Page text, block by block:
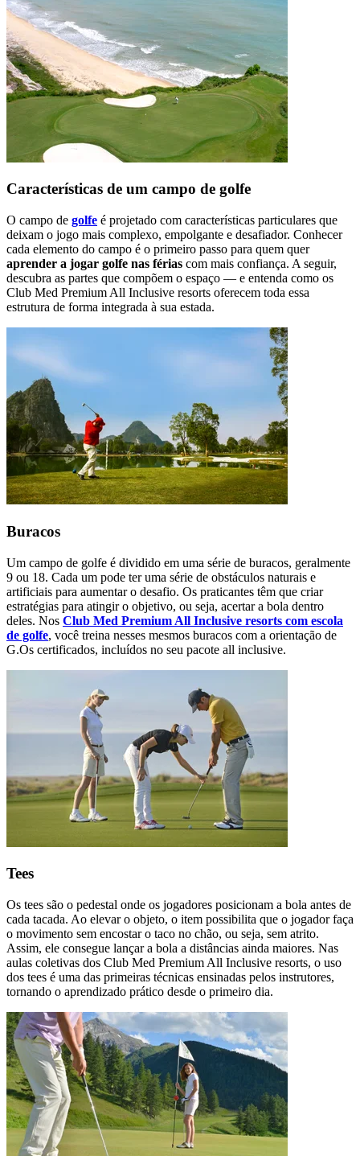
Características de um campo de golfe
O campo de golfe é projetado com características particulares que
deixam o jogo mais complexo, empolgante e desafiador. Conhecer
cada elemento do campo é o primeiro passo para quem quer
aprender a jogar golfe nas férias com mais confiança. A seguir,
descubra as partes que compõem o espaço — e entenda como os
Club Med Premium All Inclusive resorts oferecem toda essa
estrutura de forma integrada à sua estada.
Buracos
Um campo de golfe é dividido em uma série de buracos, geralmente
9 ou 18. Cada um pode ter uma série de obstáculos naturais e
artificiais para aumentar o desafio. Os praticantes têm que criar
estratégias para atingir o objetivo, ou seja, acertar a bola dentro
deles. Nos Club Med Premium All Inclusive resorts com escola
de golfe, você treina nesses mesmos buracos com a orientação de
G.Os certificados, incluídos no seu pacote all inclusive.
Tees
Os tees são o pedestal onde os jogadores posicionam a bola antes de
cada tacada. Ao elevar o objeto, o item possibilita que o jogador faça
o movimento sem encostar o taco no chão, ou seja, sem atrito.
Assim, ele consegue lançar a bola a distâncias ainda maiores. Nas
aulas coletivas dos Club Med Premium All Inclusive resorts, o uso
dos tees é uma das primeiras técnicas ensinadas pelos instrutores,
tornando o aprendizado prático desde o primeiro dia.